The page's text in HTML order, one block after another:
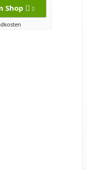
Shop